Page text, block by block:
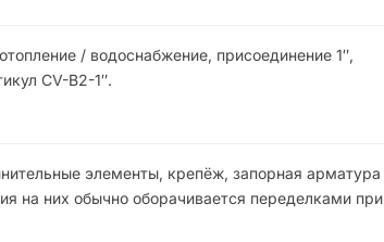
/ водоснабжение, присоединение 1″,
CV-B2-1″.
элементы, крепёж, запорная арматура
на них обычно оборачивается переделками при